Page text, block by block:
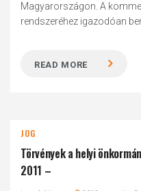
Magyarországon. A
rendszeréhez igazodóan
READ MORE
JOG
Törvények a helyi
2011 –